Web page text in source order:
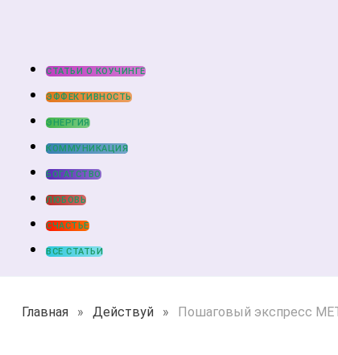
СТАТЬИ О КОУЧИНГЕ
ЭФФЕКТИВНОСТЬ
ЭНЕРГИЯ
КОММУНИКАЦИЯ
БОГАТСТВО
ЛЮБОВЬ
СЧАСТЬЕ
ВСЕ СТАТЬИ
Главная » Действуй » Пошаговый экспресс